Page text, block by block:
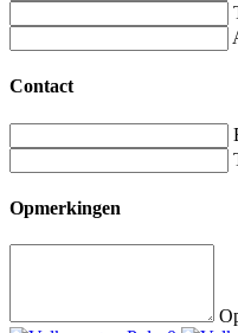
Contact
Opmerkingen